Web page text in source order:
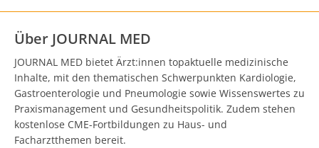
Über JOURNAL MED
JOURNAL MED bietet Ärzt:innen topaktuelle medizinische
Inhalte, mit den thematischen Schwerpunkten Kardiologie,
Gastroenterologie und Pneumologie sowie Wissenswertes zu
Praxismanagement und Gesundheitspolitik. Zudem stehen
kostenlose CME-Fortbildungen zu Haus- und
Facharztthemen bereit.